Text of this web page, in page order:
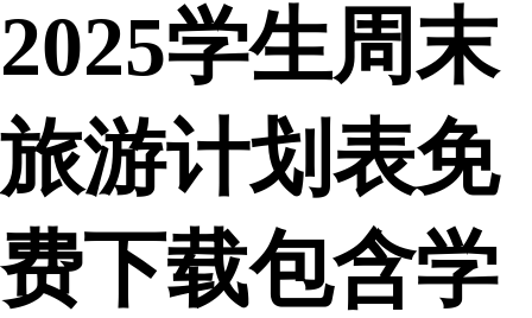
2025学生周末
旅游计划表免
费下载包含学